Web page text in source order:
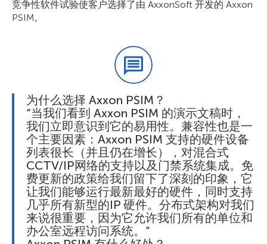
竞争性软件试验使客户选择了由 AxxonSoft 开发的 Axxon
PSIM。
为什么选择 Axxon PSIM？
“当我们看到 Axxon PSIM 的演示文稿时，
我们立即意识到它的易用性。兼容性也是一
个主要因素：Axxon PSIM 支持的硬件设备
列表很长（并且仍在增长），对混合式
CCTV/IP网络的支持以及门禁系统集成。免
费更新的政策给我们留下了深刻的印象，它
让我们能够运行最新最好的硬件，同时支持
几乎所有新型的IP 硬件。分布式架构对我们
来说很重要，因为它允许我们所有的单位和
办公室远程访问系统。”